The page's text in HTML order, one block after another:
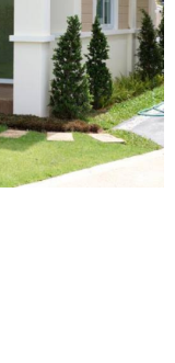
nhé!
- Duy tu -
quán, nhà
Nai.